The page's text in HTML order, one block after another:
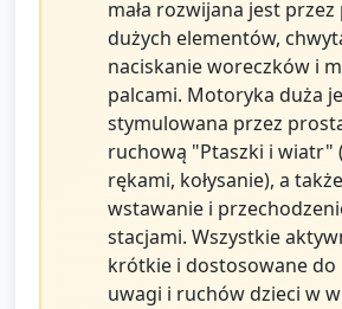
mała rozwijana jest przez
dużych elementów,
naciskanie woreczków i
palcami. Motoryka duża
stymulowana przez
ruchową "Ptaszki i wiatr"
rękami, kołysanie), a
wstawanie i
stacjami. Wszystkie
krótkie i dostosowane do
uwagi i ruchów dzieci w